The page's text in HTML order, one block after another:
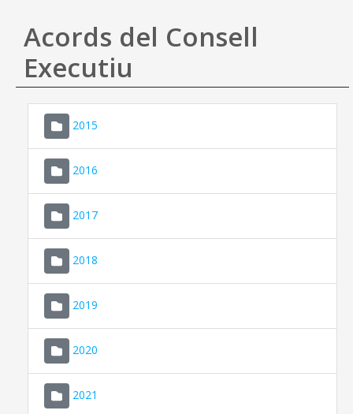
Ajuda
Acords del Consell
Executiu
2015
2016
2017
2018
2019
2020
2021